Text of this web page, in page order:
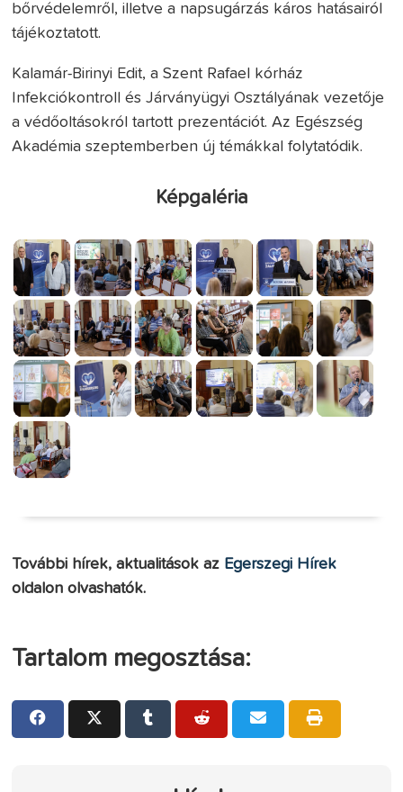
bőrvédelemről, illetve a napsugárzás káros hatásairól
tájékoztatott.
Kalamár-Birinyi Edit, a Szent Rafael kórház
Infekciókontroll és Járványügyi Osztályának vezetője
a védőoltásokról tartott prezentációt. Az Egészség
Akadémia szeptemberben új témákkal folytatódik.
Képgaléria
További hírek, aktualitások az Egerszegi Hírek
oldalon olvashatók.
Tartalom megosztása: